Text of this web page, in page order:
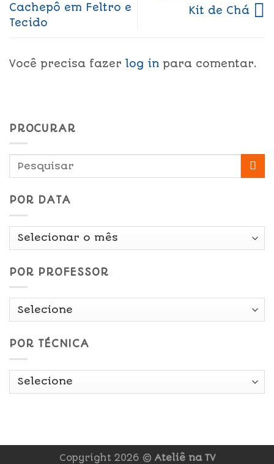
Cachepô em Feltro e
Tecido
Kit de Chá
Você precisa fazer log in para comentar.
PROCURAR
POR DATA
Por
POR PROFESSOR
POR TÉCNICA
Copyright 2026 © Ateliê na TV